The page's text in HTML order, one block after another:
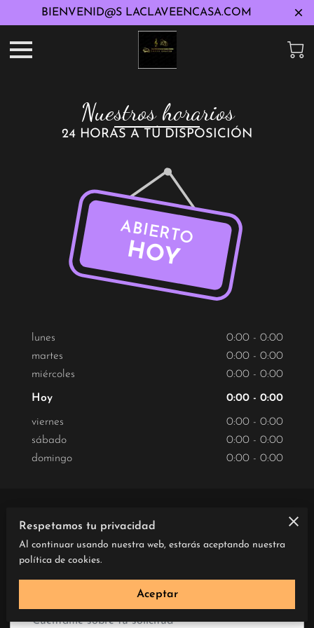
BIENVENID@S LACLAVEENCASA.COM
Nuestros horarios
24 HORAS A TÚ DISPOSICIÓN
lunes 0:00- 0:00
martes
0:00- 0:00
miércoles
0:00- 0:00
Hoy 0:00- 0:00
viernes 0:00- 0:00
sábado
0:00- 0:00
domingo
0:00- 0:00
ABIERTO
HOY
Petición de presupuesto
Se enviará un email al negocio
Cuéntame sobre tu solicitud
Respetamos tu privacidad
Al continuar usando nuestra web, estarás aceptando nuestra
política de cookies.
Aceptar